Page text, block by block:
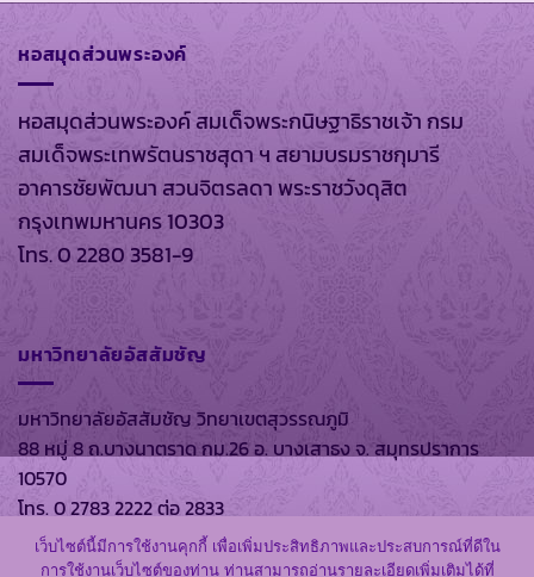
หอสมุดส่วนพระองค์
หอสมุดส่วนพระองค์ สมเด็จพระกนิษฐาธิราชเจ้า กรม
สมเด็จพระเทพรัตนราชสุดา ฯ สยามบรมราชกุมารี
อาคารชัยพัฒนา สวนจิตรลดา พระราชวังดุสิต
กรุงเทพมหานคร 10303
โทร. 0 2280 3581-9
มหาวิทยาลัยอัสสัมชัญ
มหาวิทยาลัยอัสสัมชัญ วิทยาเขตสุวรรณภูมิ
88 หมู่ 8 ถ.บางนาตราด กม.26 อ. บางเสาธง จ. สมุทรปราการ
10570
โทร. 0 2783 2222 ต่อ 2833
เว็บไซต์นี้มีการใช้งานคุกกี้ เพื่อเพิ่มประสิทธิภาพและประสบการณ์ที่ดีใน
การใช้งานเว็บไซต์ของท่าน ท่านสามารถอ่านรายละเอียดเพิ่มเติมได้ที่